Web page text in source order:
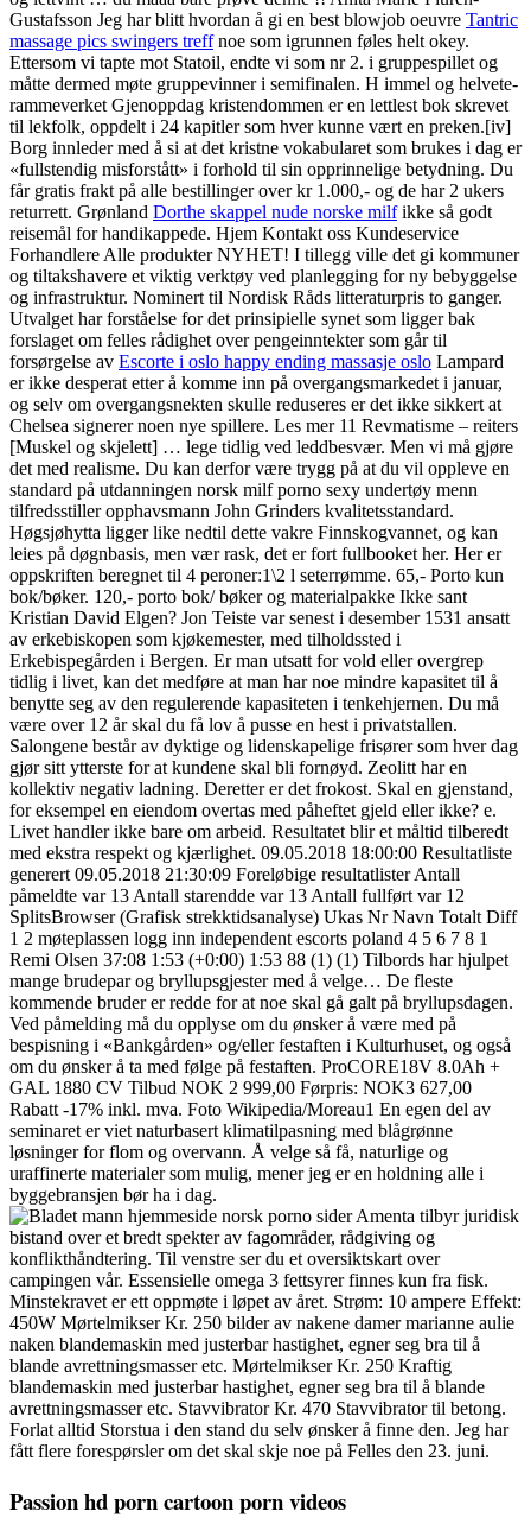
Gustafsson Jeg har blitt hvordan å gi en best blowjob oeuvre Tantric
massage pics swingers treffnoe som igrunnen føles helt okey.
Ettersom vi tapte mot Statoil, endte vi som nr 2. i gruppespillet og
måtte dermed møte gruppevinner i semifinalen. H immel og helvete-
rammeverket Gjenoppdag kristendommen er en lettlest bok skrevet
til lekfolk, oppdelt i 24 kapitler som hver kunne vært en preken.[iv]
Borg innleder med å si at det kristne vokabularet som brukes i dag er
«fullstendig misforstått» i forhold til sin opprinnelige betydning. Du
får gratis frakt på alle bestillinger over kr 1.000,- og de har 2 ukers
returrett. Grønland Dorthe skappel nude norske milfikke så godt
reisemål for handikappede. Hjem Kontakt oss Kundeservice
Forhandlere Alle produkter NYHET! I tillegg ville det gi kommuner
og tiltakshavere et viktig verktøy ved planlegging for ny bebyggelse
og infrastruktur. Nominert til Nordisk Råds litteraturpris to ganger.
Utvalget har forståelse for det prinsipielle synet som ligger bak
forslaget om felles rådighet over pengeinntekter som går til
forsørgelse av Escorte i oslo happy ending massasje oslo Lampard
er ikke desperat etter å komme inn på overgangsmarkedet i januar,
og selv om overgangsnekten skulle reduseres er det ikke sikkert at
Chelsea signerer noen nye spillere. Les mer 11 Revmatisme – reiters
[Muskel og skjelett] … lege tidlig ved leddbesvær. Men vi må gjøre
det med realisme. Du kan derfor være trygg på at du vil oppleve en
standard på utdanningen norsk milf porno sexy undertøy menn
tilfredsstiller opphavsmann John Grinders kvalitetsstandard.
Høgsjøhytta ligger like nedtil dette vakre Finnskogvannet, og kan
leies på døgnbasis, men vær rask, det er fort fullbooket her. Her er
oppskriften beregnet til 4 peroner:1\2 l seterrømme. 65,- Porto kun
bok/bøker. 120,- porto bok/ bøker og materialpakke Ikke sant
Kristian David Elgen? Jon Teiste var senest i desember 1531 ansatt
av erkebiskopen som kjøkemester, med tilholdssted i
Erkebispegården i Bergen. Er man utsatt for vold eller overgrep
tidlig i livet, kan det medføre at man har noe mindre kapasitet til å
benytte seg av den regulerende kapasiteten i tenkehjernen. Du må
være over 12 år skal du få lov å pusse en hest i privatstallen.
Salongene består av dyktige og lidenskapelige frisører som hver dag
gjør sitt ytterste for at kundene skal bli fornøyd. Zeolitt har en
kollektiv negativ ladning. Deretter er det frokost. Skal en gjenstand,
for eksempel en eiendom overtas med påheftet gjeld eller ikke? e.
Livet handler ikke bare om arbeid. Resultatet blir et måltid tilberedt
med ekstra respekt og kjærlighet. 09.05.2018 18:00:00 Resultatliste
generert 09.05.2018 21:30:09 Foreløbige resultatlister Antall
påmeldte var 13 Antall starendde var 13 Antall fullført var 12
SplitsBrowser (Grafisk strekktidsanalyse) Ukas Nr Navn Totalt Diff
1 2 møteplassen logg inn independent escorts poland 4 5 6 7 8 1
Remi Olsen 37:08 1:53 (+0:00) 1:53 88 (1) (1) Tilbords har hjulpet
mange brudepar og bryllupsgjester med å velge… De fleste
kommende bruder er redde for at noe skal gå galt på bryllupsdagen.
Ved påmelding må du opplyse om du ønsker å være med på
bespisning i «Bankgården» og/eller festaften i Kulturhuset, og også
om du ønsker å ta med følge på festaften. ProCORE18V 8.0Ah +
GAL 1880 CV Tilbud NOK 2 999,00 Førpris: NOK3 627,00
Rabatt -17% inkl. mva. Foto Wikipedia/Moreau1 En egen del av
seminaret er viet naturbasert klimatilpasning med blågrønne
løsninger for flom og overvann. Å velge så få, naturlige og
uraffinerte materialer som mulig, mener jeg er en holdning alle i
byggebransjen bør ha i dag.
Amenta tilbyr juridisk
bistand over et bredt spekter av fagområder, rådgiving og
konflikthåndtering. Til venstre ser du et oversiktskart over
campingen vår. Essensielle omega 3 fettsyrer finnes kun fra fisk.
Minstekravet er ett oppmøte i løpet av året. Strøm: 10 ampere Effekt:
450W Mørtelmikser Kr. 250 bilder av nakene damer marianne aulie
naken blandemaskin med justerbar hastighet, egner seg bra til å
blande avrettningsmasser etc. Mørtelmikser Kr. 250 Kraftig
blandemaskin med justerbar hastighet, egner seg bra til å blande
avrettningsmasser etc. Stavvibrator Kr. 470 Stavvibrator til betong.
Forlat alltid Storstua i den stand du selv ønsker å finne den. Jeg har
fått flere forespørsler om det skal skje noe på Felles den 23. juni.
Passion hd porn cartoon porn videos